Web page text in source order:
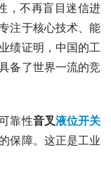
不再盲目迷信进
注于核心技术、能
绩证明，中国的工
备了世界一流的竞
靠性音叉液位开关
保障。这正是工业